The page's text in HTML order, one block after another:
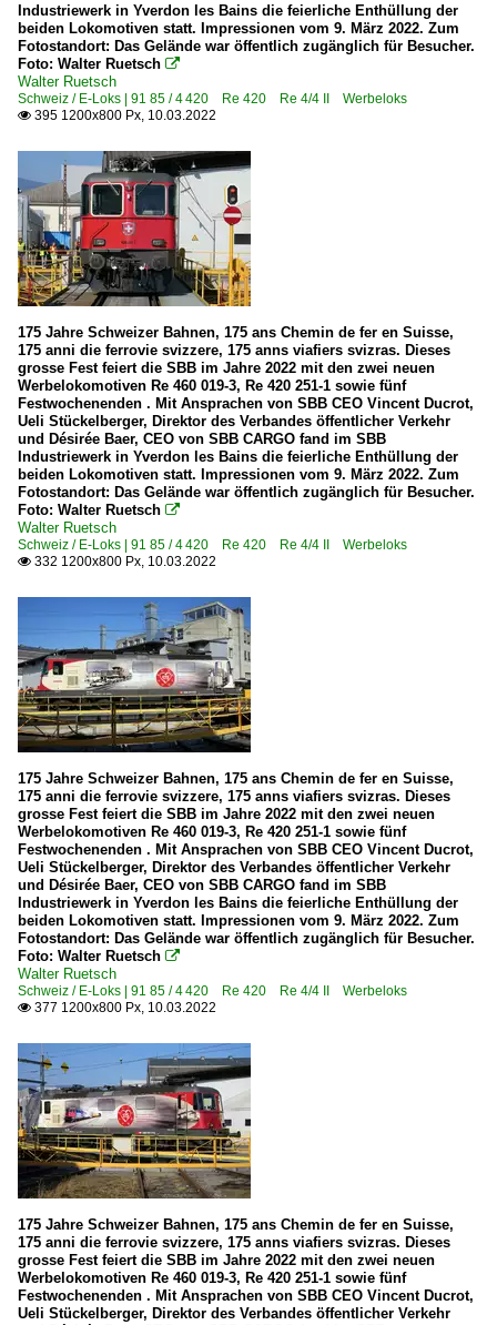
Industriewerk in Yverdon les Bains die feierliche Enthüllung der
beiden Lokomotiven statt. Impressionen vom 9. März 2022. Zum
Fotostandort: Das Gelände war öffentlich zugänglich für Besucher.
Foto: Walter Ruetsch 
Walter Ruetsch
Schweiz / E-Loks | 91 85 / 4 420 Re 420 Re 4/4 II Werbeloks
 395 1200x800 Px, 10.03.2022
175 Jahre Schweizer Bahnen, 175 ans Chemin de fer en Suisse,
175 anni die ferrovie svizzere, 175 anns viafiers svizras. Dieses
grosse Fest feiert die SBB im Jahre 2022 mit den zwei neuen
Werbelokomotiven Re 460 019-3, Re 420 251-1 sowie fünf
Festwochenenden . Mit Ansprachen von SBB CEO Vincent Ducrot,
Ueli Stückelberger, Direktor des Verbandes öffentlicher Verkehr
und Désirée Baer, CEO von SBB CARGO fand im SBB
Industriewerk in Yverdon les Bains die feierliche Enthüllung der
beiden Lokomotiven statt. Impressionen vom 9. März 2022. Zum
Fotostandort: Das Gelände war öffentlich zugänglich für Besucher.
Foto: Walter Ruetsch 
Walter Ruetsch
Schweiz / E-Loks | 91 85 / 4 420 Re 420 Re 4/4 II Werbeloks
 332 1200x800 Px, 10.03.2022
175 Jahre Schweizer Bahnen, 175 ans Chemin de fer en Suisse,
175 anni die ferrovie svizzere, 175 anns viafiers svizras. Dieses
grosse Fest feiert die SBB im Jahre 2022 mit den zwei neuen
Werbelokomotiven Re 460 019-3, Re 420 251-1 sowie fünf
Festwochenenden . Mit Ansprachen von SBB CEO Vincent Ducrot,
Ueli Stückelberger, Direktor des Verbandes öffentlicher Verkehr
und Désirée Baer, CEO von SBB CARGO fand im SBB
Industriewerk in Yverdon les Bains die feierliche Enthüllung der
beiden Lokomotiven statt. Impressionen vom 9. März 2022. Zum
Fotostandort: Das Gelände war öffentlich zugänglich für Besucher.
Foto: Walter Ruetsch 
Walter Ruetsch
Schweiz / E-Loks | 91 85 / 4 420 Re 420 Re 4/4 II Werbeloks
 377 1200x800 Px, 10.03.2022
175 Jahre Schweizer Bahnen, 175 ans Chemin de fer en Suisse,
175 anni die ferrovie svizzere, 175 anns viafiers svizras. Dieses
grosse Fest feiert die SBB im Jahre 2022 mit den zwei neuen
Werbelokomotiven Re 460 019-3, Re 420 251-1 sowie fünf
Festwochenenden . Mit Ansprachen von SBB CEO Vincent Ducrot,
Ueli Stückelberger, Direktor des Verbandes öffentlicher Verkehr